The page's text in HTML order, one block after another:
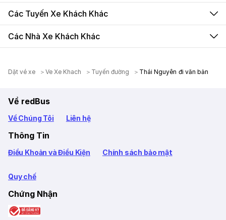
Các Tuyến Xe Khách Khác
Các Nhà Xe Khách Khác
Dặt vé xe Ve Xe Khach Tuyến đường Thái Nguyên đi văn bản
Về redBus
Về Chúng Tôi Liên hệ
Thông Tin
Điều Khoản và Điều Kiện Chính sách bảo mật
Quy chế
Chứng Nhận